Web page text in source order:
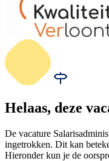
Helaas, deze
De vacature
ingetrokken. Dit kan
Hieronder kun je de